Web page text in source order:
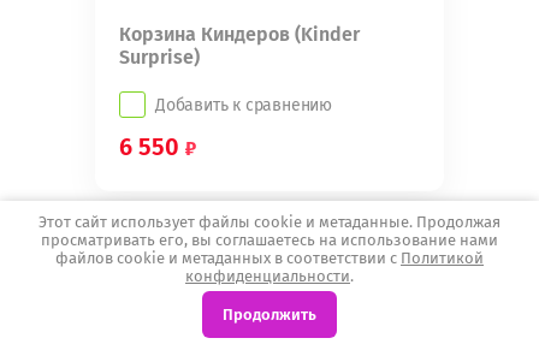
Этот сайт использует файлы cookie и метаданные. Продолжая
просматривать его, вы соглашаетесь на использование нами
файлов cookie и метаданных в соответствии с Политикой
конфиденциальности.
Продолжить
Корзина Киндеров (Kinder
Surprise)
Добавить к сравнению
6 550
-8% на Самовывоз